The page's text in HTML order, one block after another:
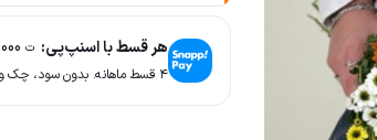
📦
🚚سریع به دستت می‌رسه
هر قسط با اسنپ‌پی: ت
۴ قسط ماهانه. بدون سود، چک و ضامن.